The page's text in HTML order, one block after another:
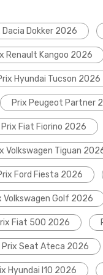
Dacia Dokker 2026
Renault Kangoo 2026
Hyundai Tucson 2026
Prix Peugeot Partner
Prix Fiat Fiorino 2026
Volkswagen Tiguan
Ford Fiesta 2026
Volkswagen Golf 2026
Fiat 500 2026
Prix Seat Ateca 2026
Hyundai I10 2026